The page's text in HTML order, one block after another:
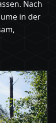
Nach
in der